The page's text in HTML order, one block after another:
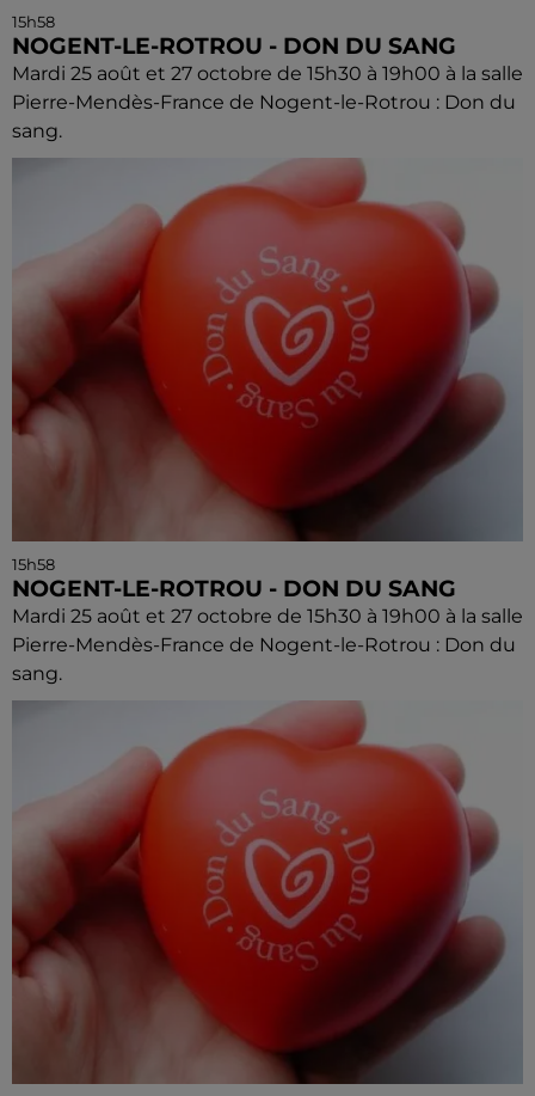
15h58
NOGENT-LE-ROTROU - DON DU SANG
Mardi 25 août et 27 octobre de 15h30 à 19h00 à la salle
Pierre-Mendès-France de Nogent-le-Rotrou : Don du
sang.
15h58
NOGENT-LE-ROTROU - DON DU SANG
Mardi 25 août et 27 octobre de 15h30 à 19h00 à la salle
Pierre-Mendès-France de Nogent-le-Rotrou : Don du
sang.